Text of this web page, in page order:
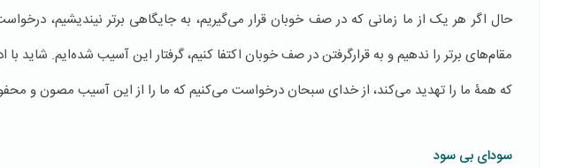
حال اگر هر یک از ما زمانی که در صف خوبان قرار می‌گیریم، به جایگاهی برتر نیندیشیم،
مقام‌های برتر را ندهیم و به قرارگرفتن در صف خوبان اکتفا ‌کنیم، گرفتار این آسیب شده‌ایم.
که همۀ ما را تهدید می‌کند، از خدای سبحان درخواست می‌کنیم که ما را از این آسیب مصون و
سودای بی سود